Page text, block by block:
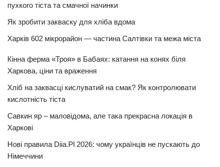
пухкого тіста та смачної начинки
Як зробити закваску для хліба вдома
Харків 602 мікрорайон — частина Салтівки та межа міста
Кінна ферма «Троя» в Бабаях: катання на конях біля
Харкова, ціни та враження
Хліб на заквасці кислуватий на смак? Як контролювати
кислотність тіста
Савкин яр – маловідома, але така прекрасна локація в
Харкові
Нові правила Diia.Pl 2026: чому українців не пускають до
Німеччини